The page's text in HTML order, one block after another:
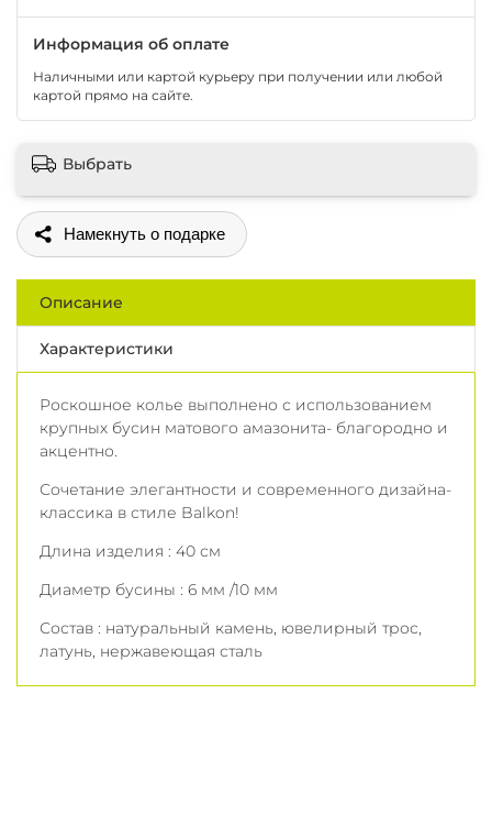
Информация об оплате
Наличными или картой курьеру при получении или любой
картой прямо на сайте.
Выбрать
Поделиться
Описание
Характеристики
Роскошное колье выполнено с использованием
крупных бусин матового амазонита- благородно и
акцентно.
Сочетание элегантности и современного дизайна-
классика в стиле Balkon!
Длина изделия : 40 см
Диаметр бусины : 6 мм /10 мм
Состав : натуральный камень, ювелирный трос,
латунь, нержавеющая сталь